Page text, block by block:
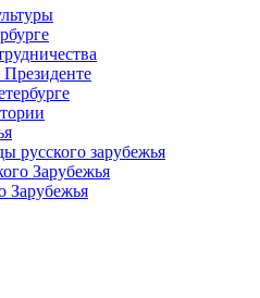
русского зарубежья
Зарубежья
Зарубежья